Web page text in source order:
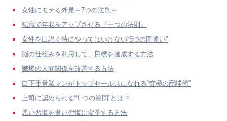
女性にモテる外見～7つの法則～
転職で年収をアップさせる『一つの法則』
女性を口説く時にやってはいけない“5つの間違い”
脳の仕組みを利用して、目標を達成する方法
職場の人間関係を改善する方法
口下手営業マンがトップセールスになれる“究極の商談術”
上司に認められる“1 つの質問”とは？
悪い習慣を良い習慣に変革する方法